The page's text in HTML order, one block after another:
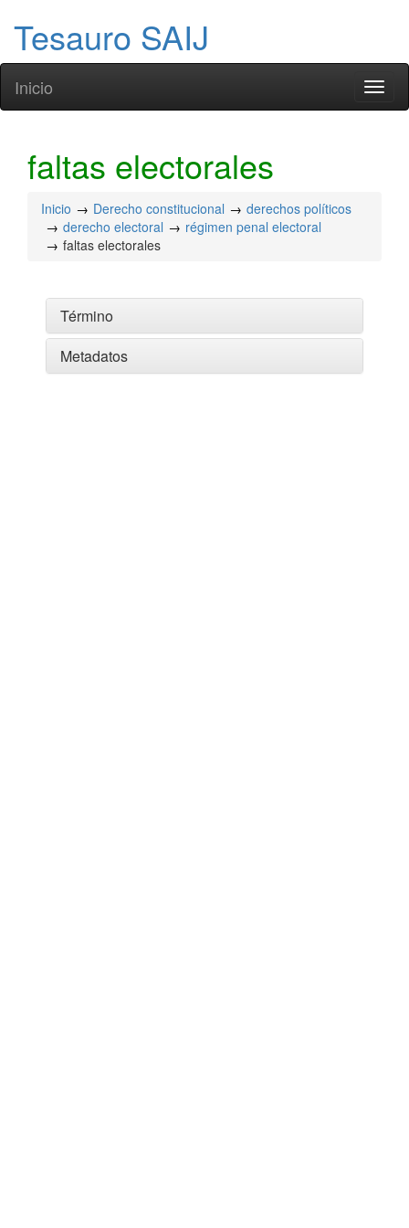
Tesauro SAIJ
Inicio
faltas electorales
Inicio Derecho constitucional
derechos políticos
derecho electoral
régimen penal electoral
faltas electorales
Término
Metadatos